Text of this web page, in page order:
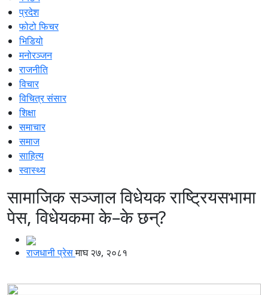
प्रदेश
फोटो फिचर
भिडियो
मनोरञ्जन
राजनीति
विचार
विचित्र संसार
शिक्षा
समाचार
समाज
साहित्य
स्वास्थ्य
सामाजिक सञ्जाल विधेयक राष्ट्रियसभामा
पेस, विधेयकमा के–के छन्?
राजधानी प्रेसमाघ २७, २०८१